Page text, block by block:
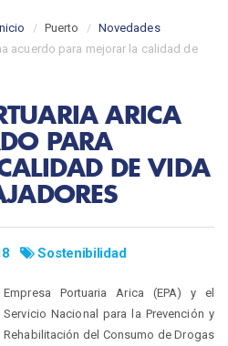
Puerto
Novedades
acuerdo para mejorar la calidad de
ARICA
PARA
DE VIDA
Sostenibilidad
Empresa Portuaria Arica (EPA) y el
Servicio Nacional para la Prevención y
Rehabilitación del Consumo de Drogas